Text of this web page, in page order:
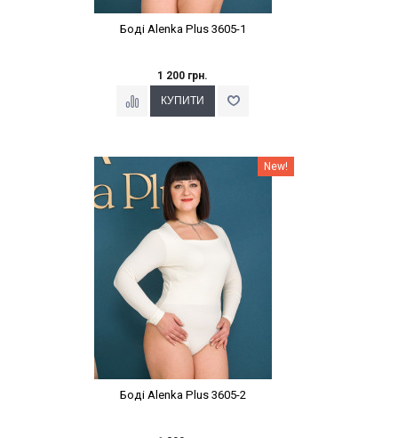
Боді Alenka Plus 3605-1
1 200 грн.
Наклейки Варіант з % New!
Боді Alenka Plus 3605-2